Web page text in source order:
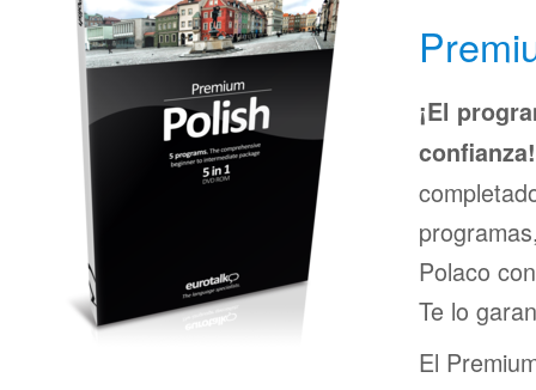
¡El
confianza!
Polaco
Te lo
El